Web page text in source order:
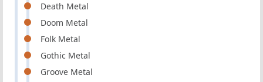
Death Metal
Doom Metal
Folk Metal
Gothic Metal
Groove Metal